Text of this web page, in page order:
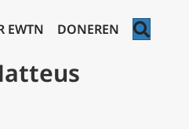
EWTN DONEREN